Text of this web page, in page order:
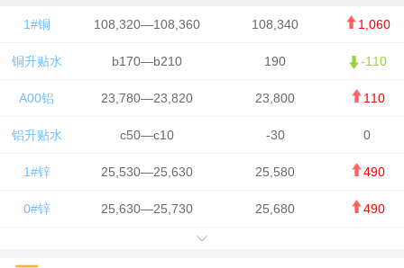
1#铜 108,320—108,360 108,340 1,060
铜升贴水 b170—b210 190 -110
A00铝 23,780—23,820 23,800 110
铝升贴水 c50—c10 -30 0
1#锌 25,530—25,630 25,580 490
0#锌 25,630—25,730 25,680 490